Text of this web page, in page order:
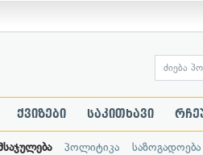
ქვიზები საკითხავი
პოლიტიკა საზოგადოება